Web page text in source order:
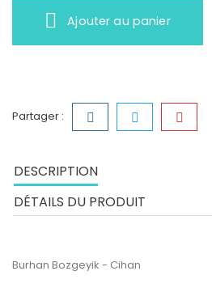
Ajouter au panier
Partager :
DESCRIPTION
DÉTAILS DU PRODUIT
Burhan Bozgeyik - Cihan